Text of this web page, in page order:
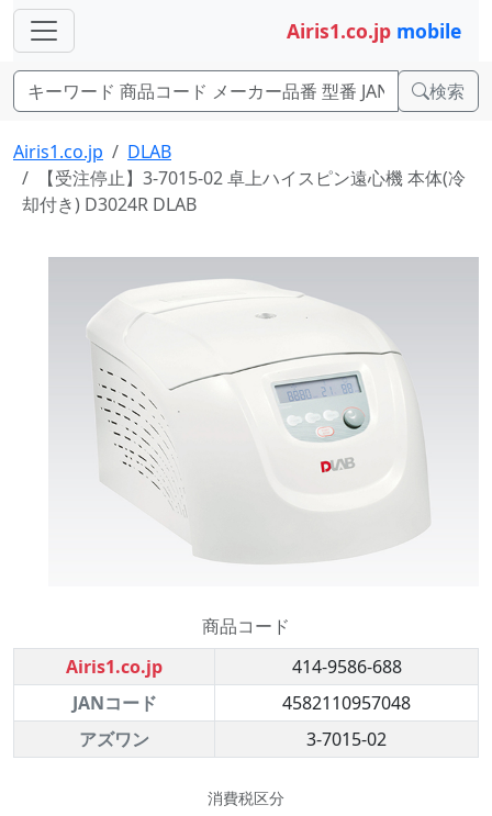
Airis1.co.jp mobile
検索
Airis1.co.jp
DLAB
【受注停止】3-7015-02 卓上ハイスピン遠心機 本体(冷
却付き) D3024R DLAB
商品コード
Airis1.co.jp
414-9586-688
JANコード
4582110957048
アズワン
3-7015-02
消費税区分